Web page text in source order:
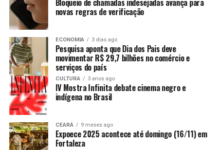
Bloqueio de chamadas indesejadas avança para
novas regras de verificação
ECONOMIA 3 dias ago
Pesquisa aponta que Dia dos Pais deve
movimentar R$ 29,7 bilhões no comércio e
serviços do país
CULTURA 3 anos ago
IV Mostra Infinita debate cinema negro e
indígena no Brasil
CEARÁ 9 meses ago
Expoece 2025 acontece até domingo (16/11) em
Fortaleza